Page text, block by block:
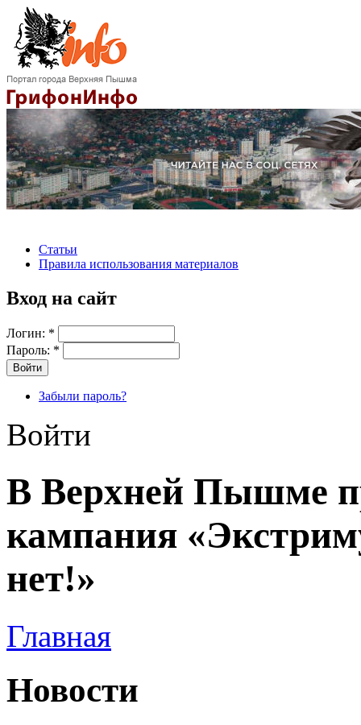
Статьи
Правила использования материалов
Вход на сайт
Логин: *
Пароль: *
Забыли пароль?
Войти
В Верхней Пышме
кампания
нет!»
Главная
Новости